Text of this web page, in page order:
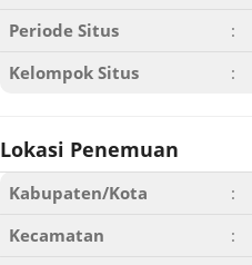
Periode Situs
:
Kelompok Situs
:
Lokasi Penemuan
Kabupaten/Kota :
Kecamatan
: